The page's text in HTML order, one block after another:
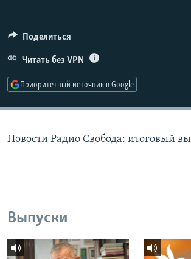
ПОДПИШИТЕСЬ НА РАССЫЛКУ
СОЦИАЛЬНЫЕ СЕТИ
Поделиться
Читать без VPN
Приоритетный источник в Google
Новости Радио Свобода: итоговый
Выпуски